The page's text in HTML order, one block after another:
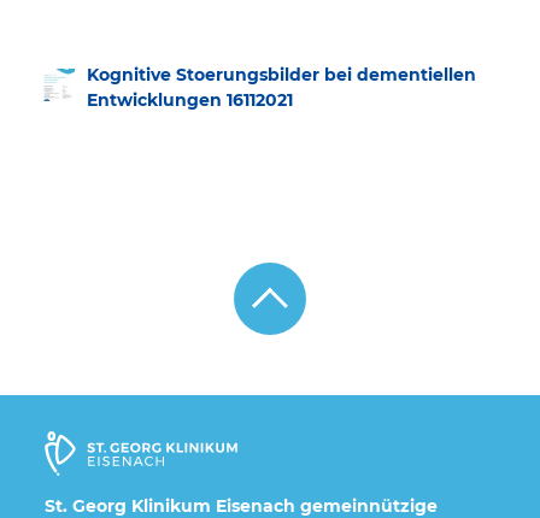
Kognitive Stoerungsbilder bei dementiellen
Entwicklungen 16112021
St. Georg Klinikum Eisenach gemeinnützige